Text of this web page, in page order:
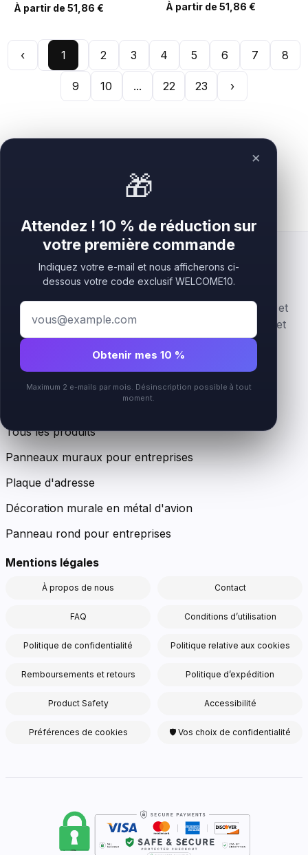
À partir de 51,86 € À partir de 51,86 €
‹ 1 2 3 4 5 6 7 8
9 10 ... 22 23 ›
×
🎁
Attendez ! 10 % de réduction sur
votre première commande
Indiquez votre e-mail et nous afficherons ci-
dessous votre code exclusif WELCOME10.
Obtenir mes 10 %
Maximum 2 e-mails par mois. Désinscription possible à tout
moment.
Enseignes logo premium en acrylique, superposées et
personnalisées pour les marques beauté, bien-être et
accueil.
Tous les produits
Panneaux muraux pour entreprises
Plaque d'adresse
Décoration murale en métal d'avion
Panneau rond pour entreprises
Mentions légales
À propos de nous Contact
FAQ Conditions d’utilisation
Politique de confidentialité Politique relative aux cookies
Remboursements et retours Politique d’expédition
Product Safety Accessibilité
Préférences de cookies 🛡 Vos choix de confidentialité